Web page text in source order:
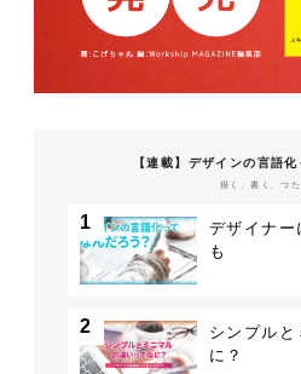
【連載】デザインの言語
描く、書く、つた
1
デザイナー
も
2
シンプルと
に？